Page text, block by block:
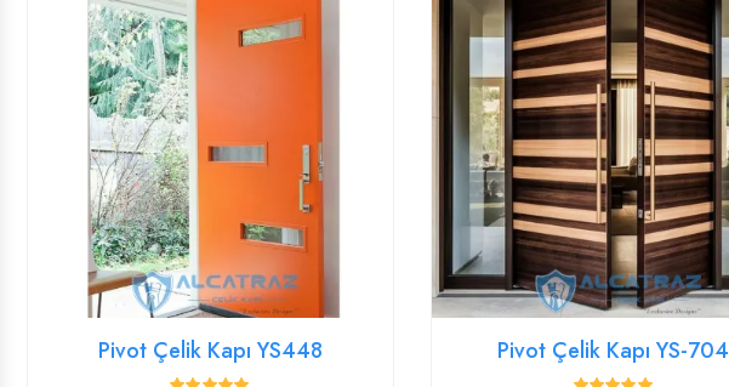
Pivot Çelik Kapı YS448 Pivot Çelik Kapı YS-704